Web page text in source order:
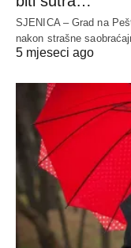
SJENICA – Grad na
nakon strašne
5 mjeseci ago